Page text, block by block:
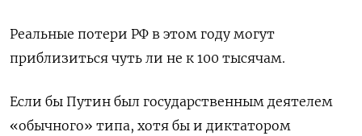
Реальные потери РФ в этом году могут
приблизиться чуть ли не к 100 тысячам.
Если бы Путин был государственным деятелем
«обычного» типа, хотя бы и диктатором